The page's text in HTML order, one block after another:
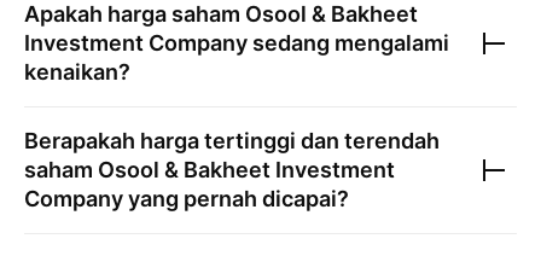
Apakah harga saham Osool & Bakheet
Investment Company sedang mengalami
kenaikan?
Berapakah harga tertinggi dan terendah
saham Osool & Bakheet Investment
Companyyang pernah dicapai?